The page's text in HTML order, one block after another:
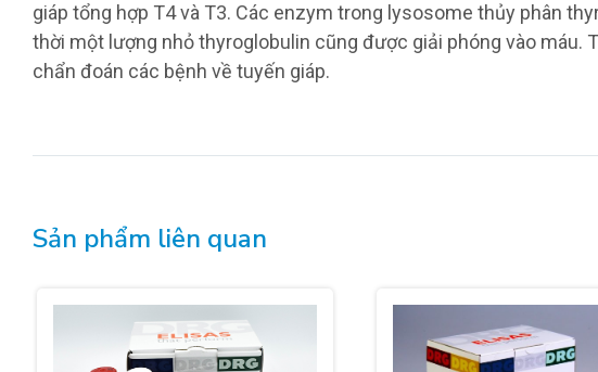
giáp tổng hợp T4 và T3. Các enzym trong lysosome thủy phân
thời một lượng nhỏ thyroglobulin cũng được giải phóng vào máu.
chẩn đoán các bệnh về tuyến giáp.
Sản phẩm liên quan